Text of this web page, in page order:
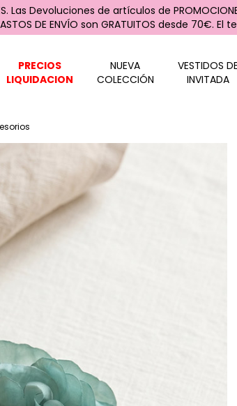
Las Devoluciones de artículos de
DE ENVÍO son GRATUITOS desde 70€.
PRECIOS
LIQUIDACION
NUEVA
COLECCIÓN
VESTIDOS DE
INVITADA